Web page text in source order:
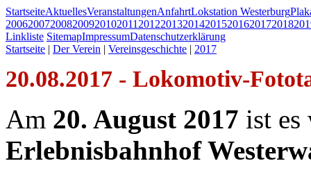
StartseiteAktuellesVeranstaltungenAnfahrtLokstation Westerburg
200620072008200920102011 2012201320142015201620172018
Linkliste SitemapImpressumDatenschutzerklärung
Startseite | Der Verein | Vereinsgeschichte | 2017
20.08.2017 - Lokomotiv-
Am 20. August 2017 ist es
Erlebnisbahnhof